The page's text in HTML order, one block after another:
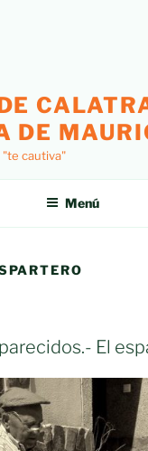
DE
"te cautiva"
Menú
El